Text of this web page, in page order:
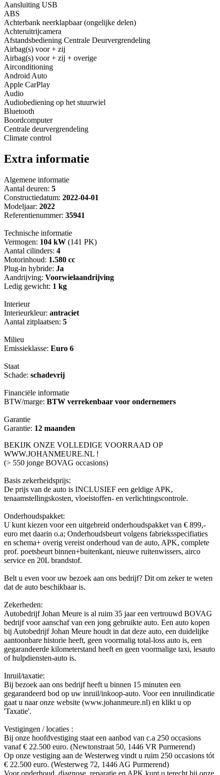
Aansluiting USB
ABS
Achterbank neerklapbaar (ongelijke delen)
Achteruitrijcamera
Afstandsbediening Centrale Deurvergrendeling
Airbag(s) voor + zij
Airbag(s) voor + zij + overige
Airconditioning
Android Auto
Apple CarPlay
Audio
Audiobediening op het stuurwiel
Bluetooth
Boordcomputer
Centrale deurvergrendeling
Climate control
Extra informatie
Algemene informatie
Aantal deuren: 5
Constructiedatum: 2022-04-01
Modeljaar: 2022
Referentienummer: 35941
Technische informatie
Vermogen: 104 kW (141 PK)
Aantal cilinders: 4
Motorinhoud: 1.580 cc
Plug-in hybride: Ja
Aandrijving: Voorwielaandrijving
Ledig gewicht: 1 kg
Interieur
Interieurkleur: antraciet
Aantal zitplaatsen: 5
Milieu
Emissieklasse: Euro 6
Staat
Schade: schadevrij
Financiële informatie
BTW/marge: BTW verrekenbaar voor ondernemers
Garantie
Garantie: 12 maanden
BEKIJK ONZE VOLLEDIGE VOORRAAD OP
WWW.JOHANMEURE.NL !
(> 550 jonge BOVAG occasions)
Basis zekerheidsprijs:
De prijs van de auto is INCLUSIEF een geldige APK,
tenaamstellingskosten, vloeistoffen- en verlichtingscontrole.
Onderhoudspakket:
U kunt kiezen voor een uitgebreid onderhoudspakket van € 899,-
euro met daarin o.a; Onderhoudsbeurt volgens fabrieksspecifiaties
en schema+ overig vereist onderhoud van de auto, APK, complete
prof. poetsbeurt binnen+buitenkant, nieuwe ruitenwissers, airco
service en 20L brandstof.
Belt u even voor uw bezoek aan ons bedrijf? Dit om zeker te weten
dat de auto beschikbaar is.
Zekerheden:
Autobedrijf Johan Meure is al ruim 35 jaar een vertrouwd BOVAG
bedrijf voor aanschaf van een jong gebruikte auto. Een auto kopen
bij Autobedrijf Johan Meure houdt in dat deze auto, een duidelijke
aantoonbare historie heeft, geen voormalig total-loss auto is, een
gegarandeerde kilometerstand heeft en geen voormalige taxi, lesauto
of hulpdiensten-auto is.
Inruil/taxatie:
Bij bezoek aan ons bedrijf heeft u binnen 15 minuten een
gegarandeerd bod op uw inruil/inkoop-auto. Voor een inruilindicatie
gaat u naar onze website (www.johanmeure.nl) en klikt u op
'Taxatie'.
Vestigingen / locaties :
Bij onze hoofdvestiging staat een aanbod van c.a 250 occasions
vanaf € 22.500 euro. (Newtonstraat 50, 1446 VR Purmerend)
Op onze vestiging aan de Westerweg vindt u ruim 250 occasions tót
€ 22.500 euro. (Westerweg 72, 1446 AG Purmerend)
Voor onderhoud, diagnose, reparatie en APK kunt u terecht bij onze